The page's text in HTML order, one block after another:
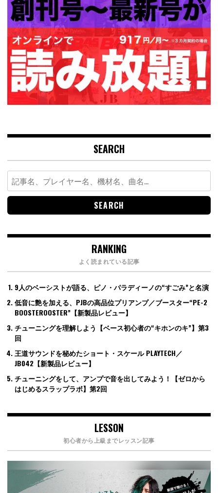
SEARCH
Search
for:
RANKING
よく読まれている記事
9人のベーシストが語る、ピノ・パラディーノの“すごみ”と名演
低音に艶を加える、PJBの高品位プリアンプ／ブースター“PE-2
BOOSTEROOSTER”【新製品レビュー】
チューニングを理解しよう【ベース初心者の“キホンのキ”】第3
回
王道サウンドを秘めたショート・スケール PLAYTECH／
JB042【新製品レビュー】
チューニングをして、アンプで音を出してみよう！【ゼロから
はじめるスラップラボ】第2回
LESSON
初心者から上級までレッスン記事